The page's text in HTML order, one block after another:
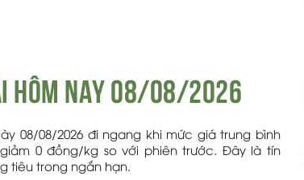
hôm nay 08/08/2026
08/08/2026 đi ngang khi mức giá trung bình
0 đồng/kg so với phiên trước. Đây là tín
tiêu trong ngắn hạn.